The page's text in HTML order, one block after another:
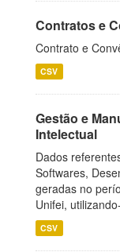
Contratos e
Contrato e
CSV
Gestão e
Intelectual
Dados
Softwares,
geradas no
Unifei,
CSV